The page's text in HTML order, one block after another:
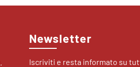
Newsletter
Iscriviti e resta informato su